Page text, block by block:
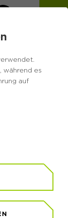
während es
auf